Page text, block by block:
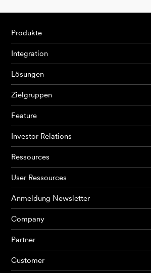
Produkte
Produkte
Integration
Lösungen
Zielgruppen
Feature
Investor Relations
Ressources
User Ressources
Anmeldung Newsletter
Company
Partner
Customer